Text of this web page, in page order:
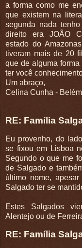
a forma como me
que existem na
segunda nada
direito era JOÃO
estado do
tiveram mais de 20
que de alguma
ter você
Um abraço,
Celina Cunha -
RE: Família
Eu provenho, do
se fixou em Lisboa
Segundo o que me
de Salgado e
último nome,
Salgado ter se
Estes Salgados
Alentejo ou de
RE: Família